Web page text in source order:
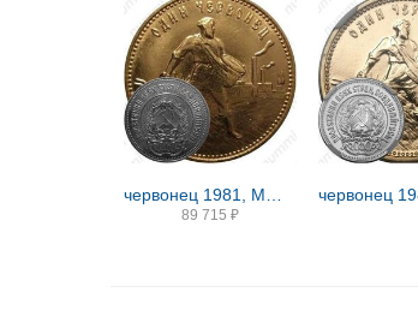
89 715 ₽